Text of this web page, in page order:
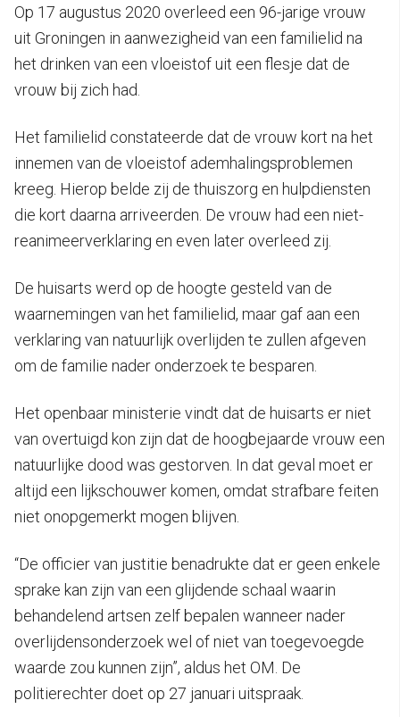
Op 17 augustus 2020 overleed een 96-jarige vrouw
uit Groningen in aanwezigheid van een familielid na
het drinken van een vloeistof uit een flesje dat de
vrouw bij zich had.
Het familielid constateerde dat de vrouw kort na het
innemen van de vloeistof ademhalingsproblemen
kreeg. Hierop belde zij de thuiszorg en hulpdiensten
die kort daarna arriveerden. De vrouw had een niet-
reanimeerverklaring en even later overleed zij.
De huisarts werd op de hoogte gesteld van de
waarnemingen van het familielid, maar gaf aan een
verklaring van natuurlijk overlijden te zullen afgeven
om de familie nader onderzoek te besparen.
Het openbaar ministerie vindt dat de huisarts er niet
van overtuigd kon zijn dat de hoogbejaarde vrouw een
natuurlijke dood was gestorven. In dat geval moet er
altijd een lijkschouwer komen, omdat strafbare feiten
niet onopgemerkt mogen blijven.
“De officier van justitie benadrukte dat er geen enkele
sprake kan zijn van een glijdende schaal waarin
behandelend artsen zelf bepalen wanneer nader
overlijdensonderzoek wel of niet van toegevoegde
waarde zou kunnen zijn”, aldus het OM. De
politierechter doet op 27 januari uitspraak.